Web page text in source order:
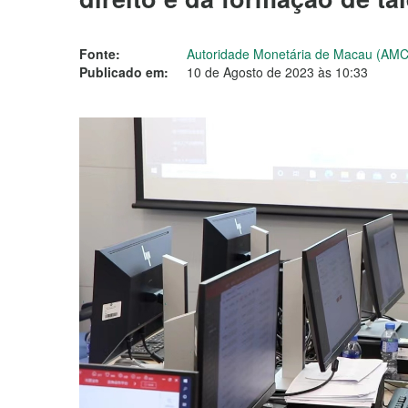
Fonte:
Autoridade Monetária de Macau
Publicado em:
10 de Agosto de 2023 às 10:33